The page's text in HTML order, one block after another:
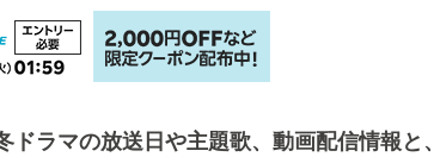
ラマの放送日や主題歌、動画配信情報と、